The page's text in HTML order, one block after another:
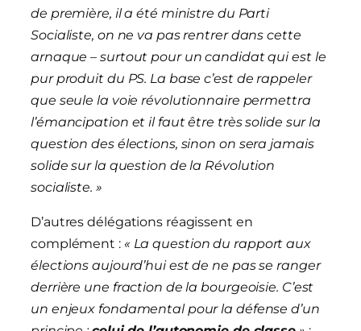
de première, il a été ministre du Parti
Socialiste, on ne va pas rentrer dans cette
arnaque – surtout pour un candidat qui est le
pur produit du PS. La base c’est de rappeler
que seule la voie révolutionnaire permettra
l’émancipation et il faut être très solide sur la
question des élections, sinon on sera jamais
solide sur la question de la Révolution
socialiste. »
D’autres délégations réagissent en
complément :« La question du rapport aux
élections aujourd’hui est de ne pas se ranger
derrière une fraction de la bourgeoisie. C’est
un enjeux fondamental pour la défense d’un